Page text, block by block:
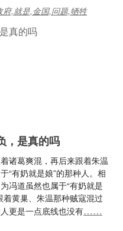
府,就是,金国,问题,牺牲
，是真的吗
诸葛爽混，再后来跟着朱温
“有奶就是娘”的那种人。相
冯道虽然也属于“有奶就是
黄巢、朱温那种贼寇混过
更是一点底线也没有……